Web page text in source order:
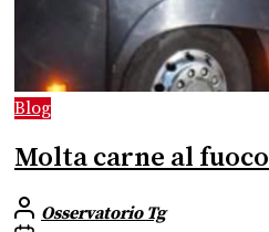
Blog
Molta carne al fuoco
Osservatorio Tg